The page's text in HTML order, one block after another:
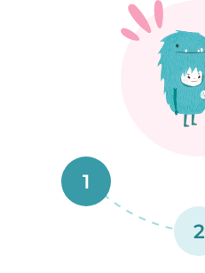
1
2